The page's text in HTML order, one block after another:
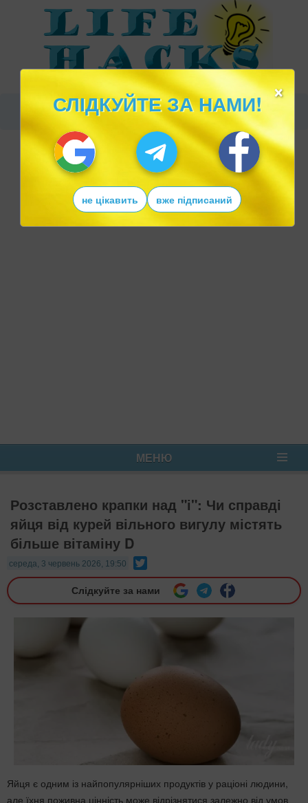
МЕНЮ
Розставлено крапки над "і": Чи справді
яйця від курей вільного вигулу містять
більше вітаміну D
середа, 3 червень 2026, 19:50
Слідкуйте за нами
Яйця є одним із найпопулярніших продуктів у раціоні людини,
але їхня поживна цінність може відрізнятися залежно від умов
×
СЛІДКУЙТЕ ЗА НАМИ!
не цікавить вже підписаний